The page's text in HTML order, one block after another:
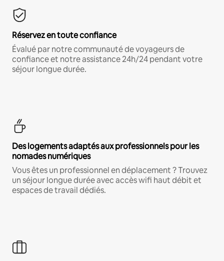
Réservez en toute confiance
Évalué par notre communauté de voyageurs de
confiance et notre assistance 24h/24 pendant votre
séjour longue durée.
Des logements adaptés aux professionnels pour les
nomades numériques
Vous êtes un professionnel en déplacement ? Trouvez
un séjour longue durée avec accès wifi haut débit et
espaces de travail dédiés.